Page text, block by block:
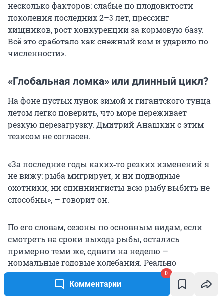
Комментарии
0
несколько факторов: слабые по плодовитости
поколения последних 2–3 лет, прессинг
хищников, рост конкуренции за кормовую базу.
Всё это сработало как снежный ком и ударило по
численности».
«Глобальная ломка» или длинный цикл?
На фоне пустых лунок зимой и гигантского тунца
летом легко поверить, что море переживает
резкую перезагрузку. Дмитрий Анашкин с этим
тезисом не согласен.
«За последние годы каких‑то резких изменений я
не вижу: рыба мигрирует, и ни подводные
охотники, ни спиннингисты всю рыбу выбить не
способны», — говорит он.
По его словам, сезоны по основным видам, если
смотреть на сроки выхода рыбы, остались
примерно теми же, сдвиги на неделю —
нормальные годовые колебания. Реально
изменилось другое: выросло количество людей на
море и усилился контроль за уловом.